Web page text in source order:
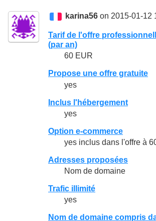
karina56 on 2015-01-12
Tarif de l'offre
(par an)
60 EUR
Propose une offre gratuite
yes
Inclus l'hébergement
yes
Option e-commerce
yes inclus dans l'offre à
Adresses proposées
Nom de domaine
Trafic illimité
yes
Nom de domaine compris